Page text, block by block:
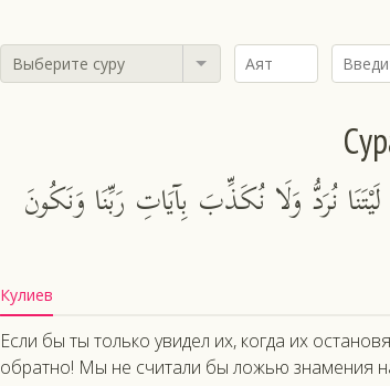
Выберите суру
لَيْتَنَا نُرَدُّ وَلَا نُكَذِّبَ بِآيَاتِ رَبِّنَا وَنَكُونَ
Кулиев
Если бы ты только увидел их, когда их
обратно! Мы не считали бы ложью знамения